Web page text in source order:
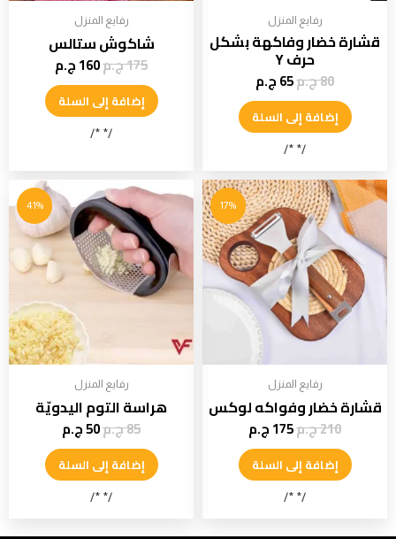
رفايع المنزل
قشارة خضار وفاكهة بشكل
حرف Y
80ج.م65ج.م
إضافة إلى السلة
/* */
رفايع المنزل
شاكوش ستالس
175ج.م160ج.م
إضافة إلى السلة
/* */
17%
رفايع المنزل
قشارة خضار وفواكه لوكس
210ج.م175ج.م
إضافة إلى السلة
/* */
41%
رفايع المنزل
هراسة التوم اليدويّة
85ج.م50ج.م
إضافة إلى السلة
/* */